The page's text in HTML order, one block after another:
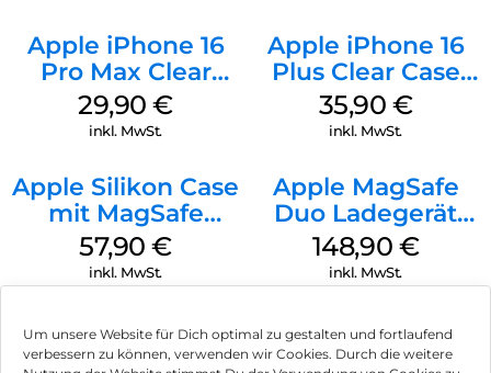
Um unsere Website für Dich optimal zu gestalten und fortlaufend
verbessern zu können, verwenden wir Cookies. Durch die weitere
Apple iPhone 16
Pro Max Clear
Case MagSafe
Transparent
29,90€
inkl. MwSt.
Apple iPhone 16
Plus Clear Case
MagSafe
Transparent
35,90 €
inkl. MwSt.
Apple Silikon Case
mit MagSafe
iPhone 14 Pro
(PRODUCT)RED
57,90€
inkl. MwSt.
Apple MagSafe
Duo Ladegerät
Weiß
148,90 €
inkl. MwSt.